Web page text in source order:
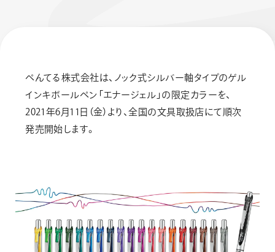
その他
ぺんてる株式会社は、ノック式シルバー軸タイプのゲル
インキボールペン「エナージェル」の限定カラーを、
2021年6月11日（金）より、全国の文具取扱店にて順次
発売開始します。